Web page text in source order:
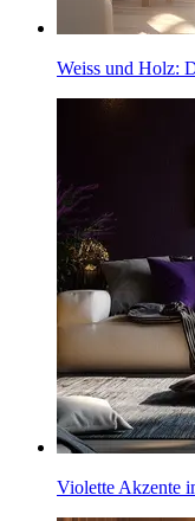
Weiss und Holz:
Violette Akzente